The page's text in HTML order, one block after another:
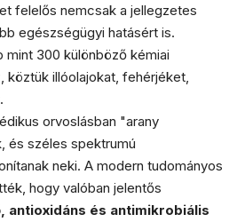
felelős nemcsak a jellegzetes
egészségügyi hatásért is.
mint 300 különböző kémiai
köztük illóolajokat, fehérjéket,
orvoslásban "arany
és széles spektrumú
neki. A modern tudományos
hogy valóban jelentős
antioxidáns és antimikrobiális